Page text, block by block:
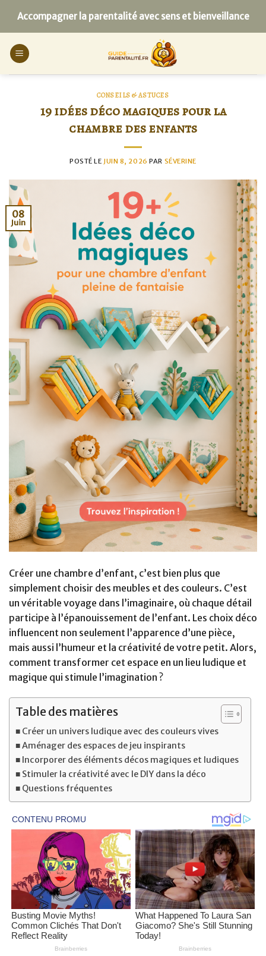
content
Accompagner la parentalité avec sens et bienveillance
CONSEILS & ASTUCES
19 idées déco magiques pour la
chambre des enfants
POSTÉ LE JUIN 8, 2026 PAR SÉVERINE
08
Juin
Créer une chambre d’enfant, c’est bien plus que
simplement choisir des meubles et des couleurs. C’est
un véritable voyage dans l’imaginaire, où chaque détail
participe à l’épanouissement de l’enfant. Les choix déco
influencent non seulement l’apparence d’une pièce,
mais aussi l’humeur et la créativité de votre petit. Alors,
comment transformer cet espace en un lieu ludique et
magique qui stimule l’imagination ?
Table des matières
Créer un univers ludique avec des couleurs vives
Aménager des espaces de jeu inspirants
Incorporer des éléments décos magiques et ludiques
Stimuler la créativité avec le DIY dans la déco
Questions fréquentes